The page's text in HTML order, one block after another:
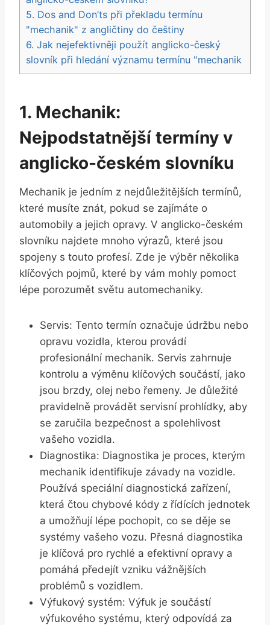
5. Dos and Don’ts při překladu termínu
"mechanik" z angličtiny do češtiny
6. Jak nejefektivněji použít anglicko-český
slovník při hledání významu termínu "mechanik
1. Mechanik:
Nejpodstatnější termíny v
anglicko-českém slovníku
Mechanik je jedním z nejdůležitějších termínů,
které musíte znát, pokud se zajímáte o
automobily a jejich opravy. V anglicko-českém
slovníku najdete mnoho výrazů, které jsou
spojeny s touto profesí. Zde je výběr několika
klíčových pojmů, které by vám mohly pomoct
lépe porozumět světu automechaniky.
Servis: Tento termín označuje údržbu nebo
opravu vozidla, kterou provádí
profesionální mechanik. Servis zahrnuje
kontrolu a výměnu klíčových součástí, jako
jsou brzdy, olej nebo řemeny. Je důležité
pravidelně provádět servisní prohlídky, aby
se zaručila bezpečnost a spolehlivost
vašeho vozidla.
Diagnostika: Diagnostika je proces, kterým
mechanik identifikuje závady na vozidle.
Používá speciální diagnostická zařízení,
která čtou chybové kódy z řídících jednotek
a umožňují lépe pochopit, co se děje se
systémy vašeho vozu. Přesná diagnostika
je klíčová pro rychlé a efektivní opravy a
pomáhá předejít vzniku vážnějších
problémů s vozidlem.
Výfukový systém: Výfuk je součástí
výfukového systému, který odpovídá za